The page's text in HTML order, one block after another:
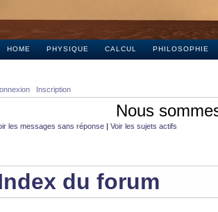
HOME PHYSIQUE CALCUL PHILOSOPHIE
Inscription
Nous
les messages sans réponse | Voir les sujets actifs
du forum